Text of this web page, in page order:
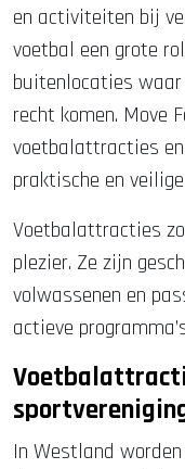
en activiteiten bij
voetbal een grote
buitenlocaties
recht komen. Move
voetbalattracties
praktische en
Voetbalattracties
plezier. Ze zijn
volwassenen en
actieve
In Westland